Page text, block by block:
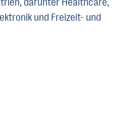
und Freizeit- und